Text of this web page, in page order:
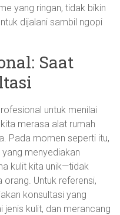
yang ringan, tidak bikin
dijalani sambil ngopi
Saat
untuk menilai
merasa alat rumah
Pada momen seperti itu,
menyediakan
kulit kita unik—tidak
Untuk referensi,
konsultasi yang
kulit, dan merancang